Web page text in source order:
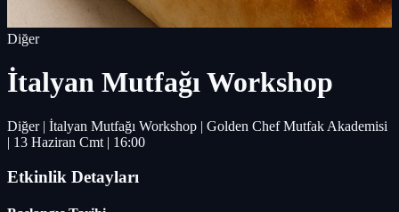
Diğer
İtalyan Mutfağı Workshop
Diğer | İtalyan Mutfağı Workshop | Golden Chef Mutfak Akademisi
| 13 Haziran Cmt | 16:00
Etkinlik Detayları